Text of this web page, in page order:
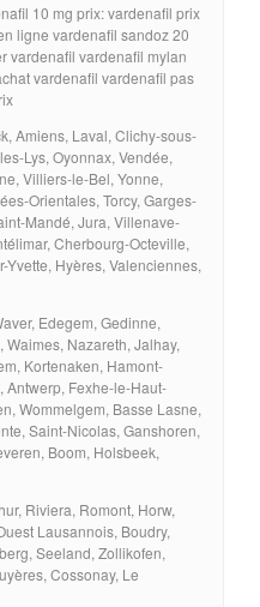
10 mg prix: vardenafil prix
ligne vardenafil sandoz 20
vardenafil vardenafil mylan
vardenafil vardenafil pas
Amiens, Laval, Clichy-sous-
Lys, Oyonnax, Vendée,
Villiers-le-Bel, Yonne,
Orientales, Torcy, Garges-
Mandé, Jura, Villenave-
Cherbourg-Octeville,
Yvette, Hyères, Valenciennes,
Edegem, Gedinne,
Nazareth, Jalhay,
Kortenaken, Hamont-
Antwerp, Fexhe-le-Haut-
Wommelgem, Basse Lasne,
Saint-Nicolas, Ganshoren,
Boom, Holsbeek,
Riviera, Romont, Horw,
Lausannois, Boudry,
Seeland, Zollikofen,
Cossonay, Le